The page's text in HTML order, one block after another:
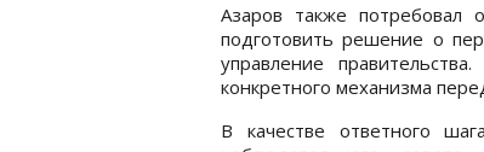
Азаров также потребовал
подготовить решение о
управление
конкретного механизма
В качестве ответного